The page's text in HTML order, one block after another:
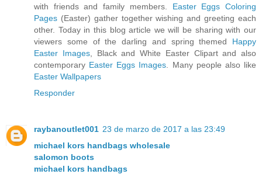
with friends and family members. Easter Eggs Coloring
Pages (Easter) gather together wishing and greeting each
other. Today in this blog article we will be sharing with our
viewers some of the darling and spring themed Happy
Easter Images, Black and White Easter Clipart and also
contemporary Easter Eggs Images . Many people also like
Easter Wallpapers
Responder
raybanoutlet001 23 de marzo de 2017 a las 23:49
michael kors handbags wholesale
salomon boots
michael kors handbags